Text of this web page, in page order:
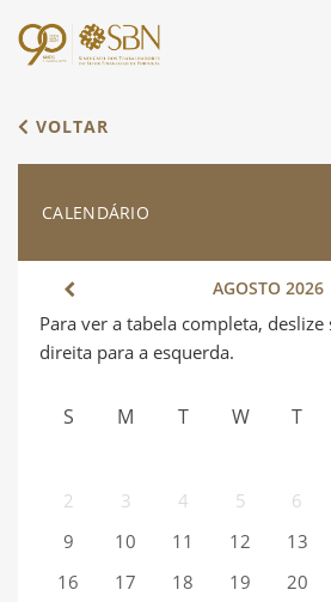
VOLTAR
CALENDÁRIO
AGOSTO 2026
S M T W T
2
3 4 5 6
9
10 11 12 13
16
17 18 19 20